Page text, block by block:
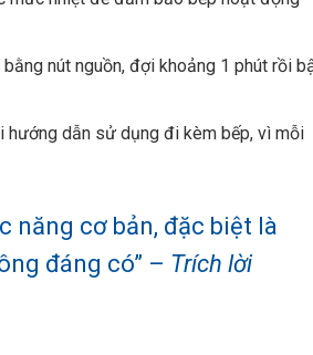
nút nguồn, đợi khoảng 1 phút rồi
hướng dẫn sử dụng đi kèm bếp, vì mỗi
năng cơ bản, đặc biệt là
đáng có” – Trích lời